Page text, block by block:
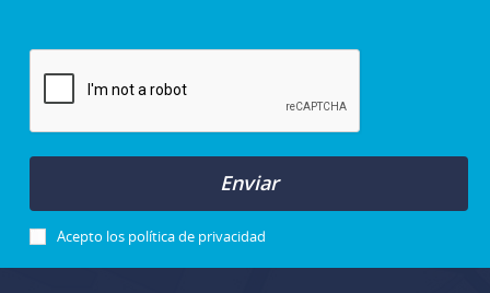
Enviar
Acepto los política de privacidad